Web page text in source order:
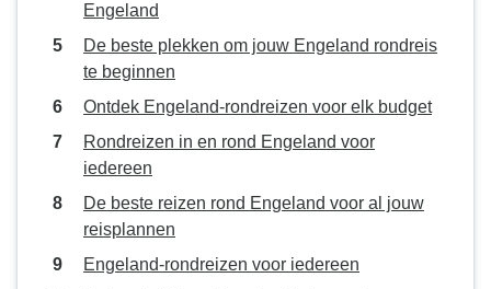
Engeland
De beste plekken om jouw Engeland rondreis
te beginnen
Ontdek Engeland-rondreizen voor elk budget
Rondreizen in en rond Engeland voor
iedereen
De beste reizen rond Engeland voor al jouw
reisplannen
Engeland-rondreizen voor iedereen